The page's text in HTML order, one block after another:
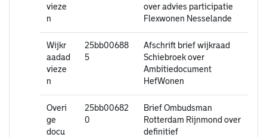
vieze
n
over advies participatie
Flexwonen Nesselande
Wijkr
aadad
vieze
n
25bb00688
5
Afschrift brief wijkraad
Schiebroek over
Ambitiedocument
HefWonen
Overi
ge
docu
25bb00682
0
Brief Ombudsman
Rotterdam Rijnmond over
definitief